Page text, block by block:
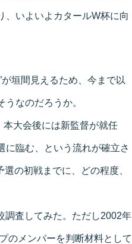
、いよいよカタールW杯に向
垣間見えるため、今まで以
なのだろうか。
大会後には新監督が就任
に臨む、という流れが確立さ
の初戦までに、どの程度、
調査してみた。ただし2002年
のメンバーを判断材料として